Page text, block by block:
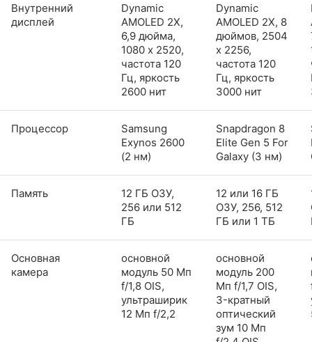
Внутренний
дисплей
Dynamic
AMOLED 2X,
6,9 дюйма,
1080 x 2520,
частота 120
Гц, яркость
2600 нит
Dynamic
AMOLED 2X, 8
дюймов, 2504
x 2256,
частота 120
Гц, яркость
3000 нит
Процессор
Samsung
Exynos 2600
(2 нм)
Snapdragon 8
Elite Gen 5 For
Galaxy (3 нм)
Память
12 ГБ ОЗУ,
256 или 512
ГБ
12 или 16 ГБ
ОЗУ, 256, 512
ГБ или 1 ТБ
Основная
камера
основной
модуль 50 Мп
f/1,8 OIS,
ультраширик
12 Мп f/2,2
основной
модуль 200
Мп f/1,7 OIS,
3-кратный
оптический
зум 10 Мп